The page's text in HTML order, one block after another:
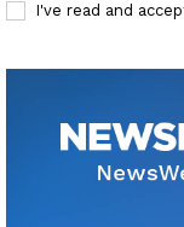
I've read and